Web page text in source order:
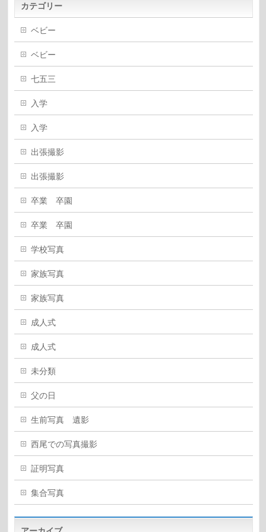
カテゴリー
ベビー
ベビー
七五三
入学
入学
出張撮影
出張撮影
卒業 卒園
卒業 卒園
学校写真
家族写真
家族写真
成人式
成人式
未分類
父の日
生前写真 遺影
西尾での写真撮影
証明写真
集合写真